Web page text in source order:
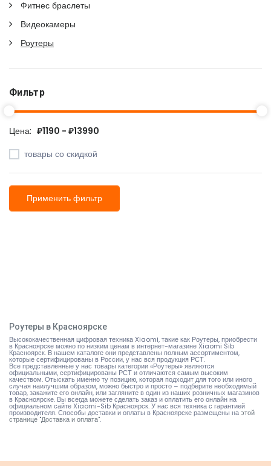
Фитнес браслеты
Видеокамеры
Роутеры
Фильтр
Цена: ₽1190 - ₽13990
товары со скидкой
Применить фильтр
Роутеры в Красноярске
Высококачественная цифровая техника Xiaomi, такие как Роутеры, приобрести
в Красноярске можно по низким ценам в интернет-магазине Xiaomi Sib
Красноярск. В нашем каталоге они представлены полным ассортиментом,
которые сертифицированы в России, у нас вся продукция РСТ.
Все представленные у нас товары категории «Роутеры» являются
официальными, сертифицированы РСТ и отличаются самым высоким
качеством. Отыскать именно ту позицию, которая подходит для того или иного
случая наилучшим образом, можно быстро и просто – подберите необходимый
товар, закажите его онлайн, или загляните в один из наших розничных магазинов
в Красноярске. Вы всегда можете сделать заказ и оплатить его онлайн на
официальном сайте Xiaomi-Sib Красноярск. У нас вся техника с гарантией
производителя. Способы доставки и оплаты в Красноярске размещены наэтой
странице "Доставка и оплата".